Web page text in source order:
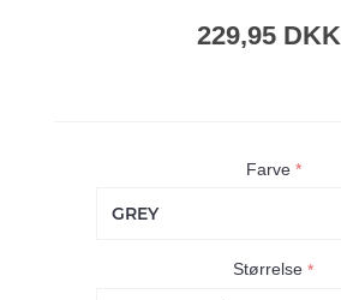
229,95 DKK
Farve *
Størrelse*